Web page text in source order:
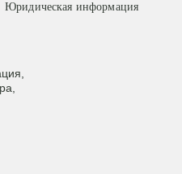
Юридическая информация